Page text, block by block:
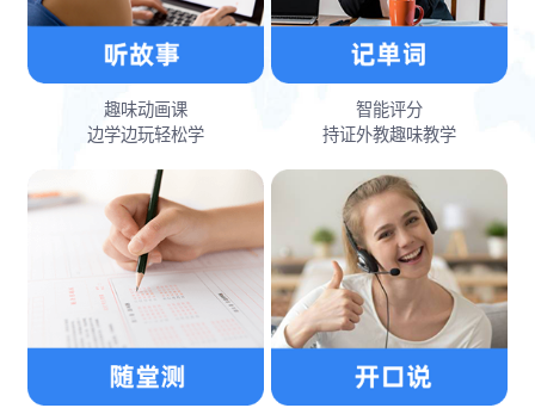
趣味动画课
边学边玩轻松学
智能评分
持证外教趣味教学